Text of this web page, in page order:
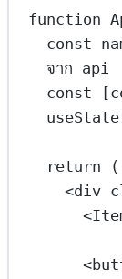
function
const
จาก api
const [
useState
return (
<div
<
<